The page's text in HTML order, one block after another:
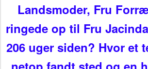
Landsmoder, Fru
ringede op til Fru
206 uger siden? Hvor et